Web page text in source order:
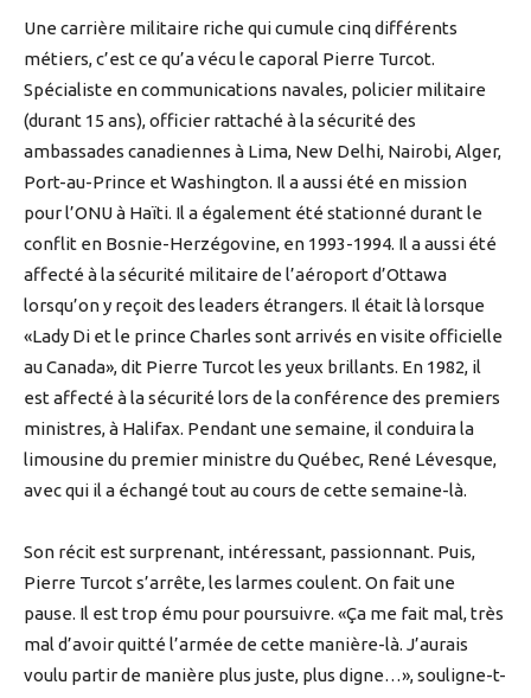
Une carrière militaire riche qui cumule cinq différents
métiers, c’est ce qu’a vécu le caporal Pierre Turcot.
Spécialiste en communications navales, policier militaire
(durant 15 ans), officier rattaché à la sécurité des
ambassades canadiennes à Lima, New Delhi, Nairobi, Alger,
Port-au-Prince et Washington. Il a aussi été en mission
pour l’ONU à Haïti. Il a également été stationné durant le
conflit en Bosnie-Herzégovine, en 1993-1994. Il a aussi été
affecté à la sécurité militaire de l’aéroport d’Ottawa
lorsqu’on y reçoit des leaders étrangers. Il était là lorsque
«Lady Di et le prince Charles sont arrivés en visite officielle
au Canada», dit Pierre Turcot les yeux brillants. En 1982, il
est affecté à la sécurité lors de la conférence des premiers
ministres, à Halifax. Pendant une semaine, il conduira la
limousine du premier ministre du Québec, René Lévesque,
avec qui il a échangé tout au cours de cette semaine-là.
Son récit est surprenant, intéressant, passionnant. Puis,
Pierre Turcot s’arrête, les larmes coulent. On fait une
pause. Il est trop ému pour poursuivre. «Ça me fait mal, très
mal d’avoir quitté l’armée de cette manière-là. J’aurais
voulu partir de manière plus juste, plus digne…», souligne-t-